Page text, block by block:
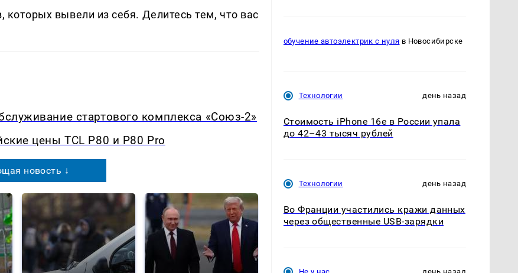
вывели из себя. Делитеcь тем, что вас
стартового комплекса «Союз-2»
цены TCL P80 и P80 Pro
новость ↓
обучение автоэлектрик с нуля в Новосибирске
Технологии день назад
Стоимость iPhone 16e в России упала
до 42–43 тысяч рублей
Технологии день назад
Во Франции участились кражи данных
через общественные USB-зарядки